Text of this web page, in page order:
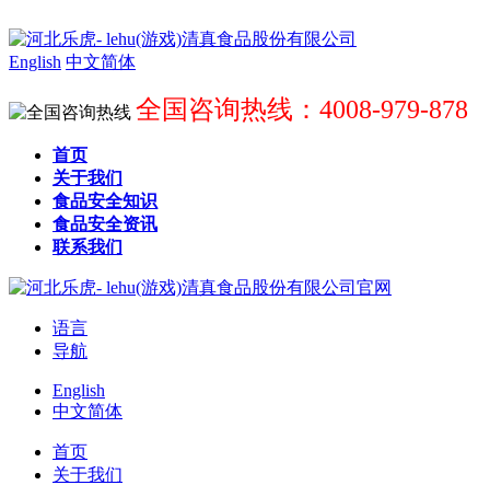
English 中文简体
全国咨询热线：4008-979-878
首页
关于我们
食品安全知识
食品安全资讯
联系我们
语言
导航
English
中文简体
首页
关于我们